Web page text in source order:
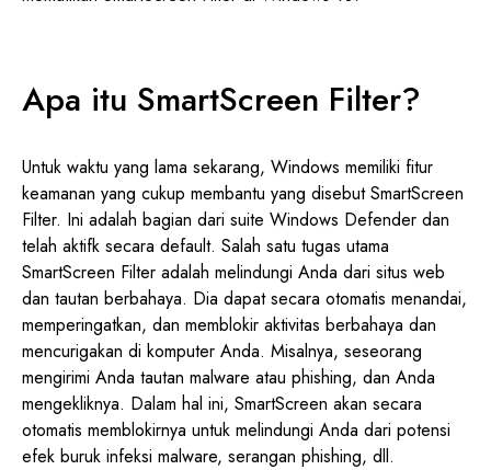
Apa itu SmartScreen Filter?
Untuk waktu yang lama sekarang, Windows memiliki fitur
keamanan yang cukup membantu yang disebut SmartScreen
Filter. Ini adalah bagian dari suite Windows Defender dan
telah aktifk secara default. Salah satu tugas utama
SmartScreen Filter adalah melindungi Anda dari situs web
dan tautan berbahaya. Dia dapat secara otomatis menandai,
memperingatkan, dan memblokir aktivitas berbahaya dan
mencurigakan di komputer Anda. Misalnya, seseorang
mengirimi Anda tautan malware atau phishing, dan Anda
mengekliknya. Dalam hal ini, SmartScreen akan secara
otomatis memblokirnya untuk melindungi Anda dari potensi
efek buruk infeksi malware, serangan phishing, dll.